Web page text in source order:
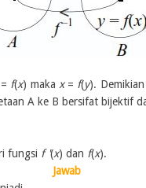
f(x) maka x= f(y).
A ke B bersifat bijektif
fungsi f ' (x) dan f(x).
Jawab